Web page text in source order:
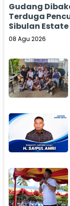
Gudang
Terduga
Sibulan
08 Agu 2026